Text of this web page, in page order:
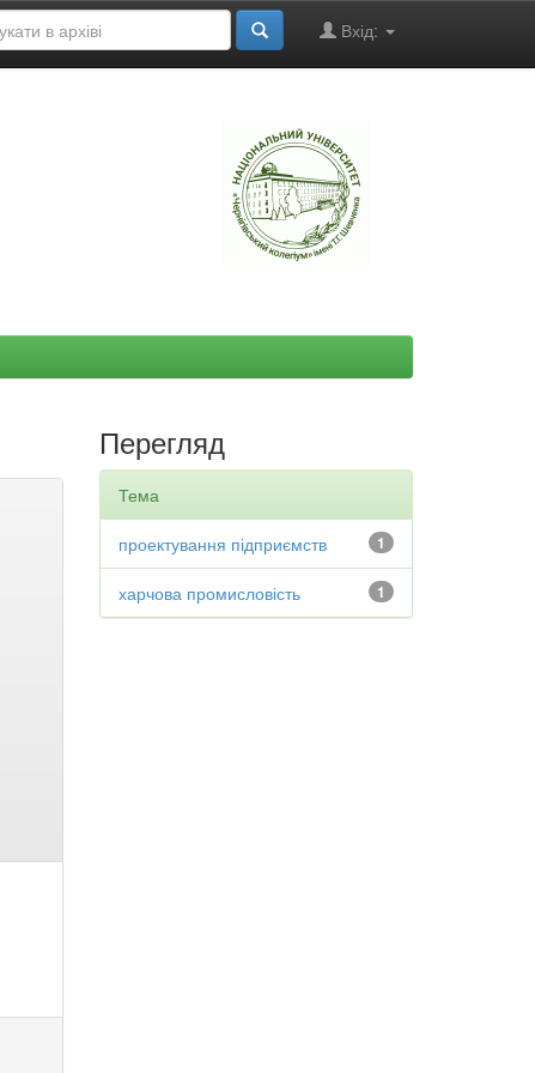
Вхід:
Перегляд
Тема
1
проектування підприємств
1
харчова промисловість